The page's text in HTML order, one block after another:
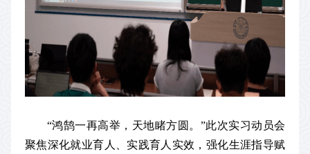
“鸿鹄一再高举，天地睹方圆。”此次实习动员会
聚焦深化就业育人、实践育人实效，强化生涯指导赋